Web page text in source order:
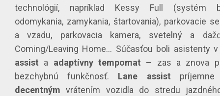
technológií, napríklad Kessy Full (systém
odomykania, zamykania, štartovania), parkovacie
a vzadu, parkovacia kamera, svetelný a
Coming/Leaving Home… Súčasťou boli asistenty
assist a adaptívny tempomat – zas a znova
bezchybnú funkčnosť. Lane assist príjemne
decentným vrátením vozidla do stredu